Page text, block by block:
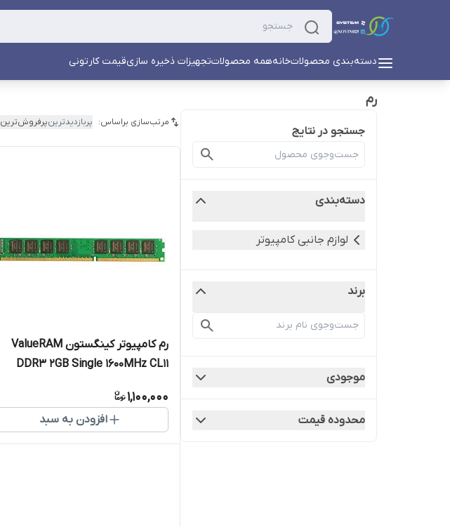
دسته‌بندی محصولاتخانههمه محصولاتتجهیزات ذخیره سازیقیمت کارتونی
رم
جستجو در نتایج
دسته‌بندی
لوازم جانبی کامپیوتر
برند
موجودی
محدوده قیمت
مرتب‌سازی براساس: پربازدیدترینپرفروش‌ترین
رم کامپیوتر کینگستون ValueRAM
DDR3 2GB Single 1600MHz CL11
1,100,000
افزودن به سبد